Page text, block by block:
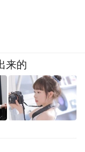
来的